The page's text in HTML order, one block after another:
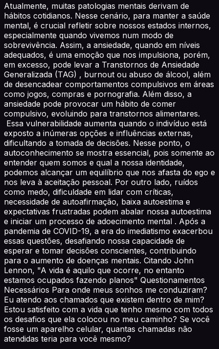
Atualmente, muitas patologias mentais derivam de
hábitos cotidianos. Nesse cenário, para manter a saúde
mental, é crucial refletir sobre nossos estados internos,
especialmente quando vivemos num modo de
sobrevivência. Assim, a ansiedade, quando em níveis
adequados, é uma emoção que nos impulsiona, porém,
em excesso, pode levar a Transtornos de Ansiedade
Generalizada (TAG) , burnout ou abuso de álcool, além
de desencadear comportamentos compulsivos em áreas
como jogos, compras e pornografia. Além disso, a
ansiedade pode provocar um hábito de comer
compulsivo, evoluindo para transtornos alimentares.
Essa vulnerabilidade aumenta quando o indivíduo está
exposto a inúmeras opções e influências externas,
dificultando a tomada de decisões. Nesse ponto, o
autoconhecimento se mostra essencial, pois somente ao
entender quem somos e qual a nossa identidade,
podemos alcançar um equilíbrio que nos afasta do ego e
nos leva à aceitação pessoal. Por outro lado, ruídos
como medo, dificuldade em lidar com críticas,
necessidade de autoafirmação, baixa autoestima e
expectativas frustradas podem abalar nossa autoestima
e iniciar um processo de adoecimento mental . Após a
pandemia de COVID-19, a era do imediatismo exacerbou
essas questões, desafiando nossa capacidade de
esperar e tomar decisões conscientes, contribuindo
para o aumento de doenças mentais. Citando John
Lennon, "A vida é aquilo que ocorre, no entanto
estamos ocupados fazendo planos" Questionamentos
Necessários Para onde meus sonhos me conduziram?
Eu atendo aos chamados que existem dentro de mim?
Estou satisfeito com a vida que tenho mesmo com todos
os desafios que ela colocou no meu caminho? Se você
fosse um aparelho celular, quantas chamadas não
atendidas teria para você mesmo?